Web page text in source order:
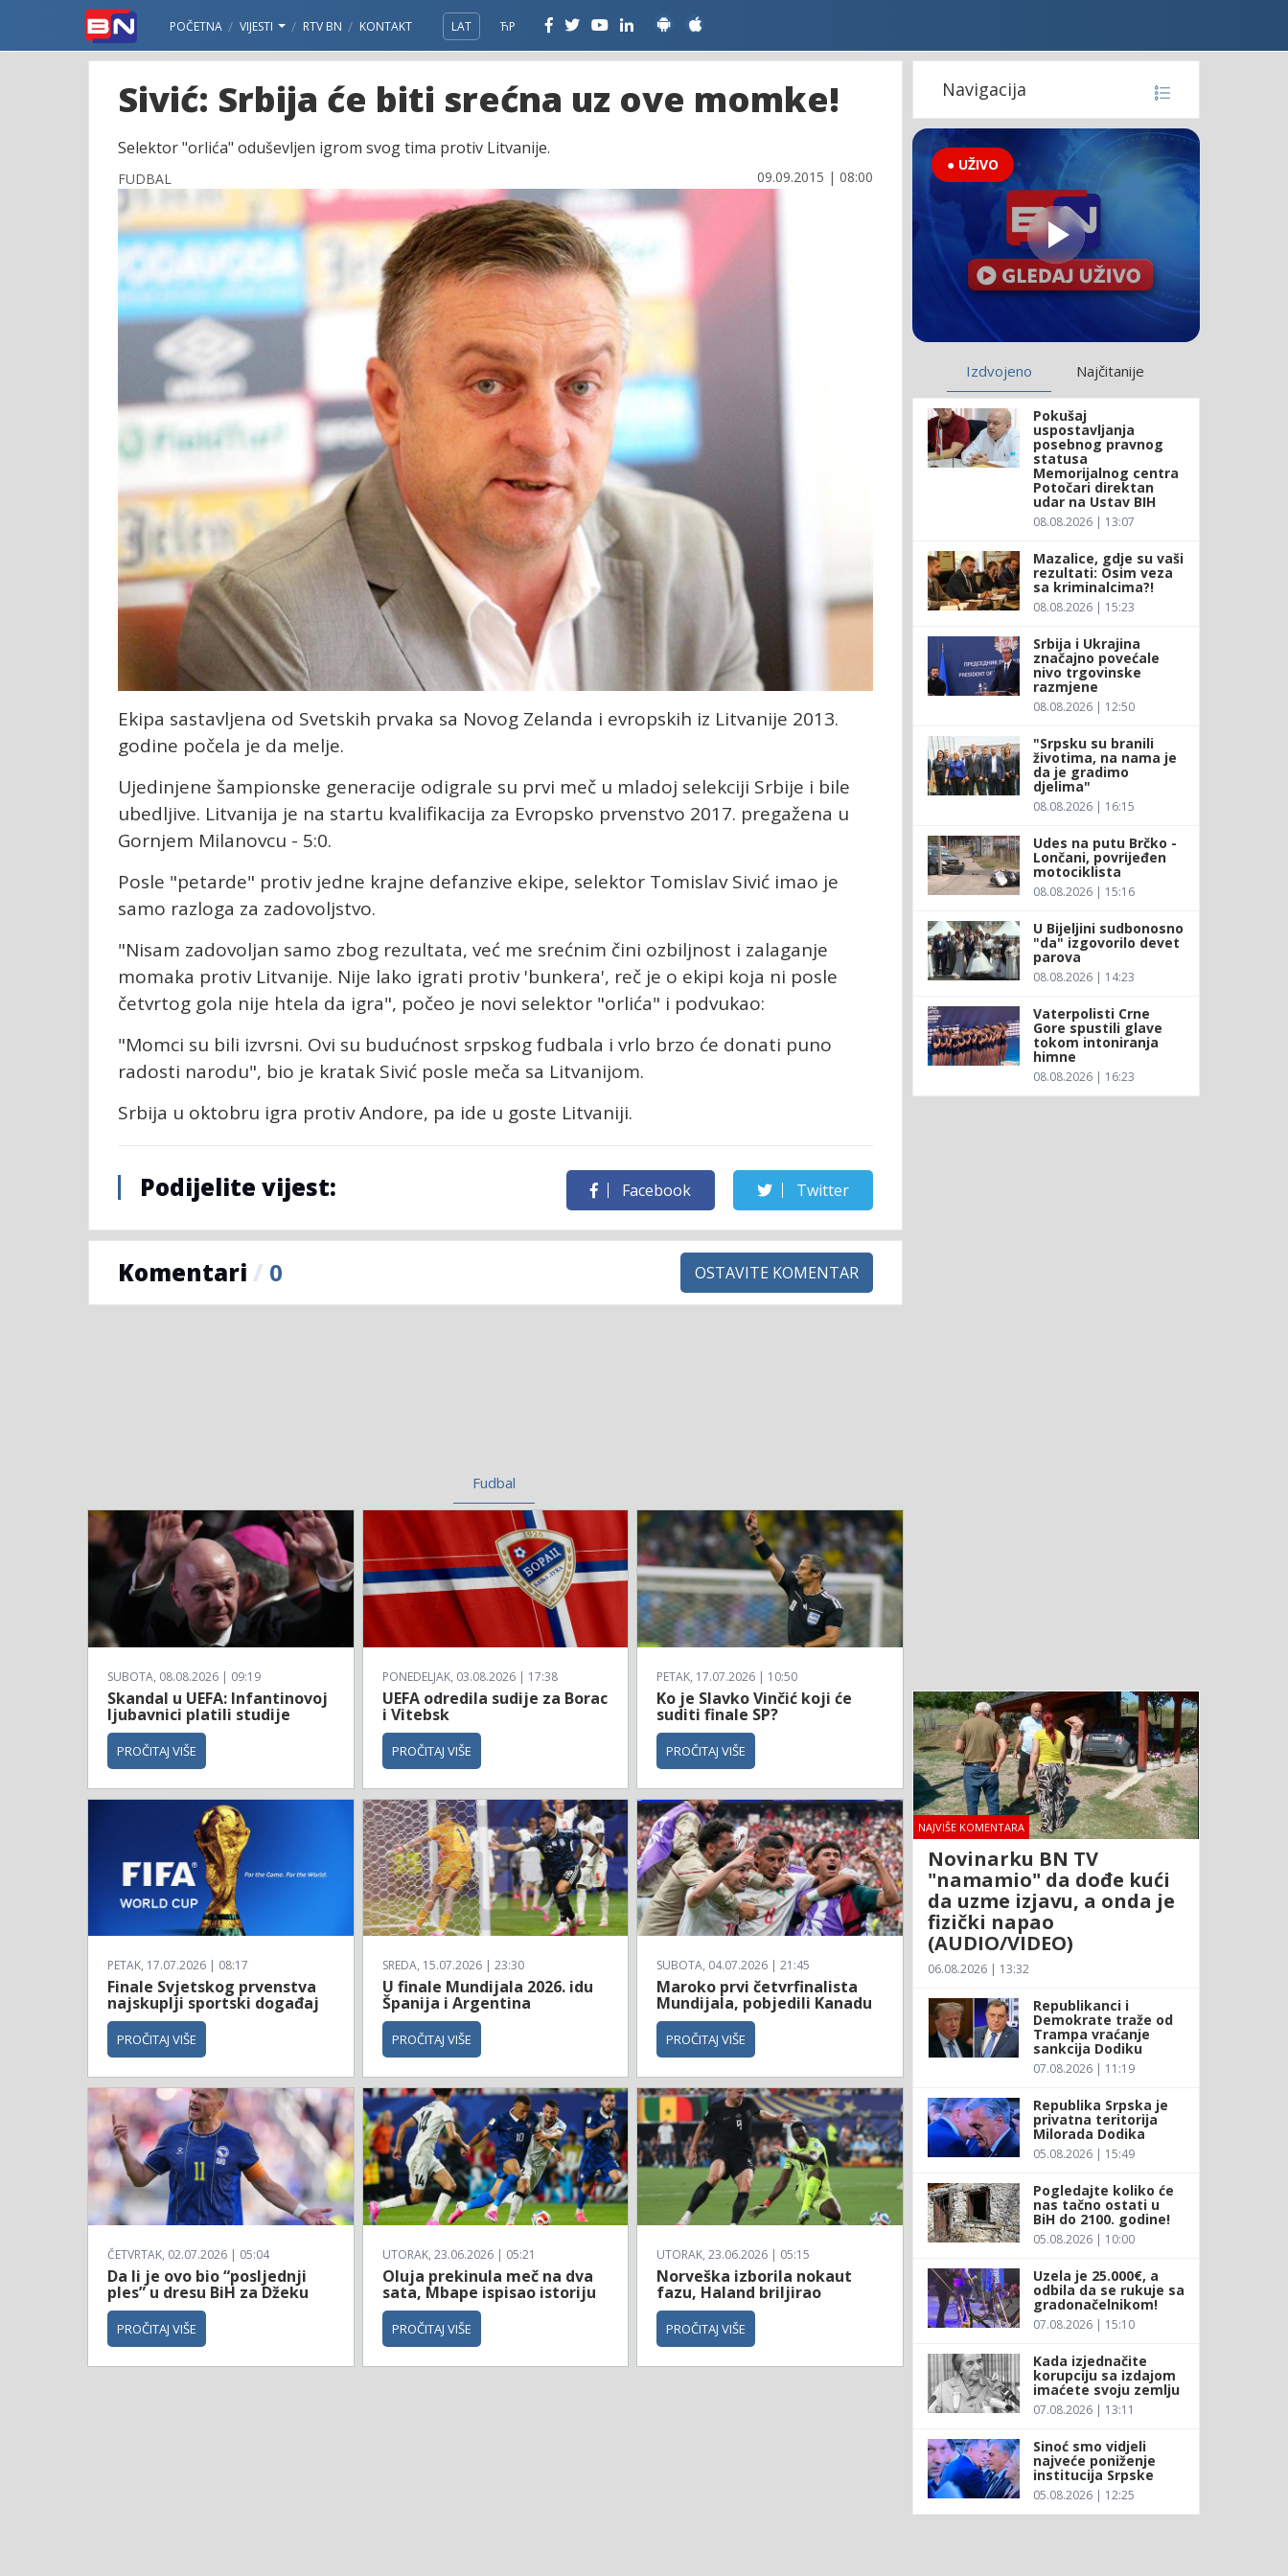
POČETNA VIJESTI RTV BN KONTAKT LAT ЋР
Sivić: Srbija će biti srećna uz ove momke!
Selektor "orlića" oduševljen igrom svog tima protiv Litvanije.
FUDBAL 09.09.2015 | 08:00
Ekipa sastavljena od Svetskih prvaka sa Novog Zelanda i evropskih iz Litvanije 2013.
godine počela je da melje.
Ujedinjene šampionske generacije odigrale su prvi meč u mladoj selekciji Srbije i bile
ubedljive. Litvanija je na startu kvalifikacija za Evropsko prvenstvo 2017. pregažena u
Gornjem Milanovcu - 5:0.
Posle "petarde" protiv jedne krajne defanzive ekipe, selektor Tomislav Sivić imao je
samo razloga za zadovoljstvo.
"Nisam zadovoljan samo zbog rezultata, već me srećnim čini ozbiljnost i zalaganje
momaka protiv Litvanije. Nije lako igrati protiv 'bunkera', reč je o ekipi koja ni posle
četvrtog gola nije htela da igra", počeo je novi selektor "orlića" i podvukao:
"Momci su bili izvrsni. Ovi su budućnost srpskog fudbala i vrlo brzo će donati puno
radosti narodu", bio je kratak Sivić posle meča sa Litvanijom.
Srbija u oktobru igra protiv Andore, pa ide u goste Litvaniji.
Podijelite vijest: Facebook Twitter
Komentari / 0 OSTAVITE KOMENTAR
Fudbal
SUBOTA, 08.08.2026 | 09:19
Skandal u UEFA: Infantinovoj
ljubavnici platili studije
PROČITAJ VIŠE
PONEDELJAK, 03.08.2026 | 17:38
UEFA odredila sudije za Borac
i Vitebsk
PROČITAJ VIŠE
PETAK, 17.07.2026 | 10:50
Ko je Slavko Vinčić koji će
suditi finale SP?
PROČITAJ VIŠE
PETAK, 17.07.2026 | 08:17
Finale Svjetskog prvenstva
najskuplji sportski događaj
PROČITAJ VIŠE
SREDA, 15.07.2026 | 23:30
U finale Mundijala 2026. idu
Španija i Argentina
PROČITAJ VIŠE
SUBOTA, 04.07.2026 | 21:45
Maroko prvi četvrfinalista
Mundijala, pobjedili Kanadu
PROČITAJ VIŠE
ČETVRTAK, 02.07.2026 | 05:04
Da li je ovo bio “posljednji
ples” u dresu BiH za Džeku
PROČITAJ VIŠE
UTORAK, 23.06.2026 | 05:21
Oluja prekinula meč na dva
sata, Mbape ispisao istoriju
PROČITAJ VIŠE
UTORAK, 23.06.2026 | 05:15
Norveška izborila nokaut
fazu, Haland briljirao
PROČITAJ VIŠE
Navigacija
● UŽIVO
Izdvojeno Najčitanije
Pokušaj
uspostavljanja
posebnog pravnog
statusa
Memorijalnog centra
Potočari direktan
udar na Ustav BIH
08.08.2026 | 13:07
Mazalice, gdje su vaši
rezultati: Osim veza
sa kriminalcima?!
08.08.2026 | 15:23
Srbija i Ukrajina
značajno povećale
nivo trgovinske
razmjene
08.08.2026 | 12:50
"Srpsku su branili
životima, na nama je
da je gradimo
djelima"
08.08.2026 | 16:15
Udes na putu Brčko -
Lončani, povrijeđen
motociklista
08.08.2026 | 15:16
U Bijeljini sudbonosno
"da" izgovorilo devet
parova
08.08.2026 | 14:23
Vaterpolisti Crne
Gore spustili glave
tokom intoniranja
himne
08.08.2026 | 16:23
NAJVIŠE KOMENTARA
Novinarku BN TV
"namamio" da dođe kući
da uzme izjavu, a onda je
fizički napao
(AUDIO/VIDEO)
06.08.2026 | 13:32
Republikanci i
Demokrate traže od
Trampa vraćanje
sankcija Dodiku
07.08.2026 | 11:19
Republika Srpska je
privatna teritorija
Milorada Dodika
05.08.2026 | 15:49
Pogledajte koliko će
nas tačno ostati u
BiH do 2100. godine!
05.08.2026 | 10:00
Uzela je 25.000€, a
odbila da se rukuje sa
gradonačelnikom!
07.08.2026 | 15:10
Kada izjednačite
korupciju sa izdajom
imaćete svoju zemlju
07.08.2026 | 13:11
Sinoć smo vidjeli
najveće poniženje
institucija Srpske
05.08.2026 | 12:25